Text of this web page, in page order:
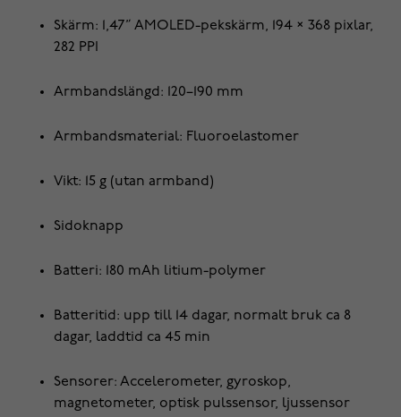
Skärm: 1,47” AMOLED-pekskärm, 194 × 368 pixlar,
282 PPI
Armbandslängd: 120–190 mm
Armbandsmaterial: Fluoroelastomer
Vikt: 15 g (utan armband)
Sidoknapp
Batteri: 180 mAh litium-polymer
Batteritid: upp till 14 dagar, normalt bruk ca 8
dagar, laddtid ca 45 min
Sensorer: Accelerometer, gyroskop,
magnetometer, optisk pulssensor, ljussensor